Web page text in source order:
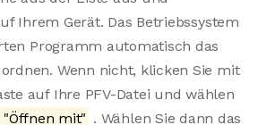
Ihrem Gerät. Das Betriebssystem
Programm automatisch das
Wenn nicht, klicken Sie mit
auf Ihre PFV-Datei und wählen
"Öffnen mit" . Wählen Sie dann das